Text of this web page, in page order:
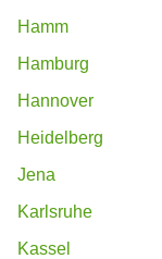
Hamm
Hamburg
Hannover
Heidelberg
Jena
Karlsruhe
Kassel